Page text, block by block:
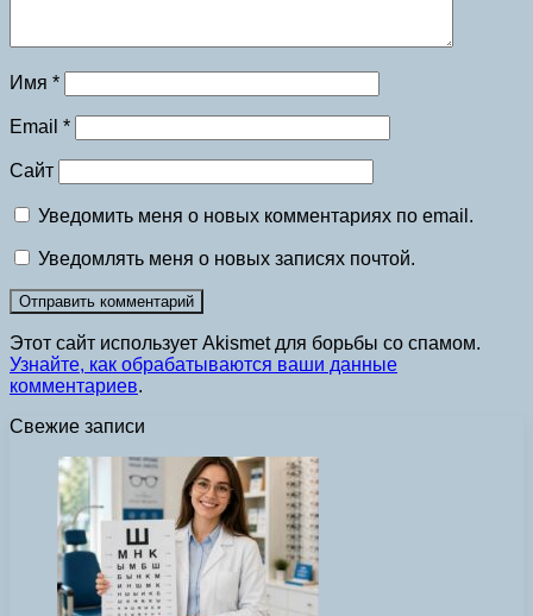
Имя *
Email *
Сайт
Уведомить меня о новых комментариях по email.
Уведомлять меня о новых записях почтой.
Этот сайт использует Akismet для борьбы со спамом.
Узнайте, как обрабатываются ваши данные
комментариев.
Свежие записи